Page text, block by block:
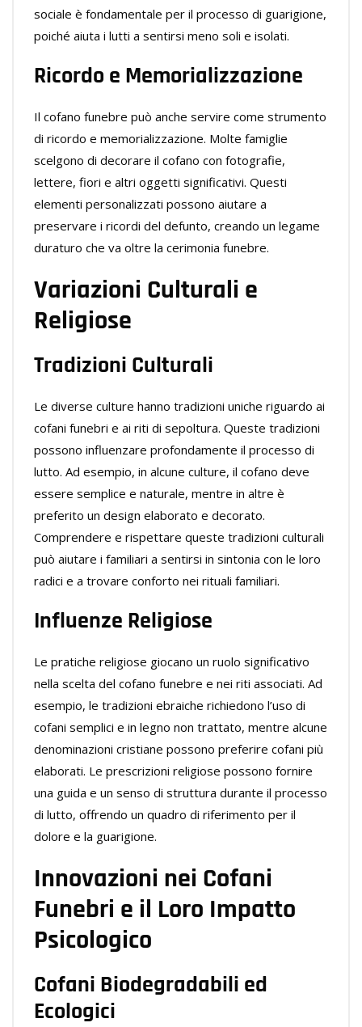
sociale è fondamentale per il processo di guarigione,
poiché aiuta i lutti a sentirsi meno soli e isolati.
Ricordo e Memorializzazione
Il cofano funebre può anche servire come strumento
di ricordo e memorializzazione. Molte famiglie
scelgono di decorare il cofano con fotografie,
lettere, fiori e altri oggetti significativi. Questi
elementi personalizzati possono aiutare a
preservare i ricordi del defunto, creando un legame
duraturo che va oltre la cerimonia funebre.
Variazioni Culturali e
Religiose
Tradizioni Culturali
Le diverse culture hanno tradizioni uniche riguardo ai
cofani funebri e ai riti di sepoltura. Queste tradizioni
possono influenzare profondamente il processo di
lutto. Ad esempio, in alcune culture, il cofano deve
essere semplice e naturale, mentre in altre è
preferito un design elaborato e decorato.
Comprendere e rispettare queste tradizioni culturali
può aiutare i familiari a sentirsi in sintonia con le loro
radici e a trovare conforto nei rituali familiari.
Influenze Religiose
Le pratiche religiose giocano un ruolo significativo
nella scelta del cofano funebre e nei riti associati. Ad
esempio, le tradizioni ebraiche richiedono l’uso di
cofani semplici e in legno non trattato, mentre alcune
denominazioni cristiane possono preferire cofani più
elaborati. Le prescrizioni religiose possono fornire
una guida e un senso di struttura durante il processo
di lutto, offrendo un quadro di riferimento per il
dolore e la guarigione.
Innovazioni nei Cofani
Funebri e il Loro Impatto
Psicologico
Cofani Biodegradabili ed
Ecologici